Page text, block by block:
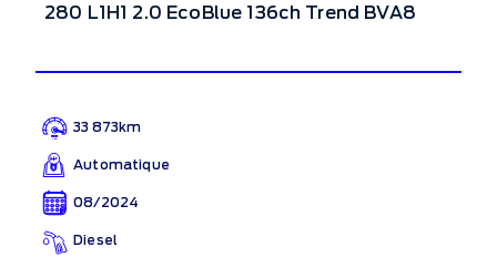
280 L1H1 2.0 EcoBlue 136ch Trend BVA8
33 873km
Automatique
08/2024
Diesel